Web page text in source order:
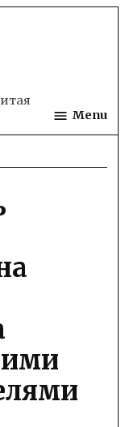
Menu